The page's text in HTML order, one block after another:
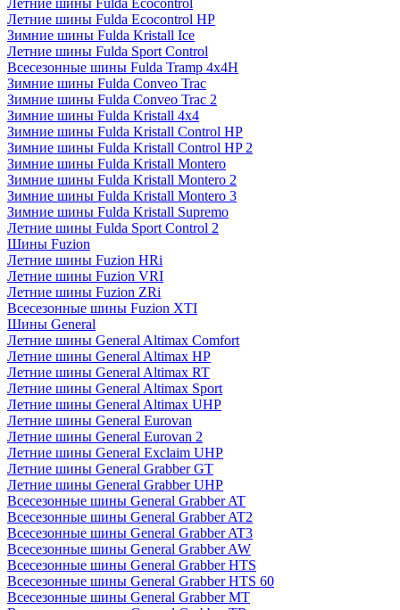
Летние шины Fulda Ecocontrol
Летние шины Fulda Ecocontrol HP
Зимние шины Fulda Kristall Ice
Летние шины Fulda Sport Control
Всесезонные шины Fulda Tramp 4x4H
Зимние шины Fulda Conveo Trac
Зимние шины Fulda Conveo Trac 2
Зимние шины Fulda Kristall 4x4
Зимние шины Fulda Kristall Control HP
Зимние шины Fulda Kristall Control HP 2
Зимние шины Fulda Kristall Montero
Зимние шины Fulda Kristall Montero 2
Зимние шины Fulda Kristall Montero 3
Зимние шины Fulda Kristall Supremo
Летние шины Fulda Sport Control 2
Шины Fuzion
Летние шины Fuzion HRi
Летние шины Fuzion VRI
Летние шины Fuzion ZRi
Всесезонные шины Fuzion XTI
Шины General
Летние шины General Altimax Comfort
Летние шины General Altimax HP
Летние шины General Altimax RT
Летние шины General Altimax Sport
Летние шины General Altimax UHP
Летние шины General Eurovan
Летние шины General Eurovan 2
Летние шины General Exclaim UHP
Летние шины General Grabber GT
Летние шины General Grabber UHP
Всесезонные шины General Grabber AT
Всесезонные шины General Grabber AT2
Всесезонные шины General Grabber AT3
Всесезонные шины General Grabber AW
Всесезонные шины General Grabber HTS
Всесезонные шины General Grabber HTS 60
Всесезонные шины General Grabber MT